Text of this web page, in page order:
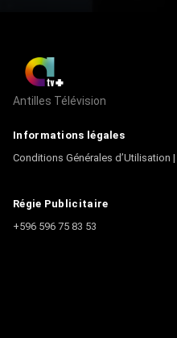
Antilles Télévision
Informations légales
Conditions Générales d’Utilisation |
Régie Publicitaire
+596 596 75 83 53